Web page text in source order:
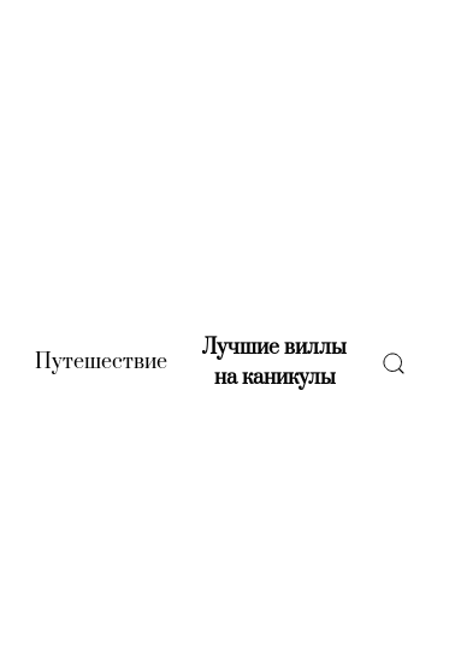
(current)
Путешествие(current)
Лучшие виллы
на каникулы(current)